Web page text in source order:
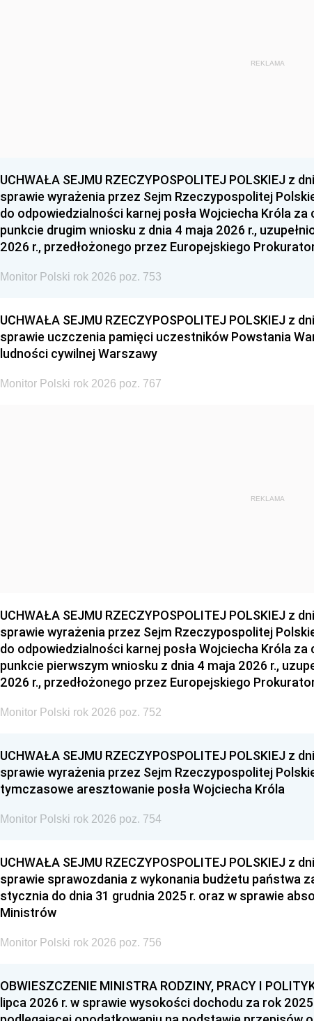
REKLAMA
UCHWAŁA SEJMU RZECZYPOSPOLITEJ POLSKIEJ z
sprawie wyrażenia przez Sejm Rzeczypospolitej
do odpowiedzialności karnej posła Wojciecha Króla za
punkcie drugim wniosku z dnia 4 maja 2026 r.,
2026 r., przedłożonego przez Europejskiego
Monitor Polski rok 2026 poz. 753
UCHWAŁA SEJMU RZECZYPOSPOLITEJ POLSKIEJ z
sprawie uczczenia pamięci uczestników Powstania
ludności cywilnej Warszawy
Monitor Polski rok 2026 poz. 767
REKLAMA
UCHWAŁA SEJMU RZECZYPOSPOLITEJ POLSKIEJ z
sprawie wyrażenia przez Sejm Rzeczypospolitej
do odpowiedzialności karnej posła Wojciecha Króla za
punkcie pierwszym wniosku z dnia 4 maja 2026 r.,
2026 r., przedłożonego przez Europejskiego
Monitor Polski rok 2026 poz. 752
UCHWAŁA SEJMU RZECZYPOSPOLITEJ POLSKIEJ z
sprawie wyrażenia przez Sejm Rzeczypospolitej
tymczasowe aresztowanie posła Wojciecha Króla
Monitor Polski rok 2026 poz. 754
UCHWAŁA SEJMU RZECZYPOSPOLITEJ POLSKIEJ z
sprawie sprawozdania z wykonania budżetu państwa
stycznia do dnia 31 grudnia 2025 r. oraz w sprawie
Ministrów
Monitor Polski rok 2026 poz. 756
OBWIESZCZENIE MINISTRA RODZINY, PRACY I
lipca 2026 r. w sprawie wysokości dochodu za rok